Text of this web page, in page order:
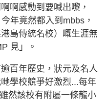
啊感動到要喊出嚟，
年竟然都入到mbbs，
島傳統名校）嘅生涯無
見」。
百年歷史，狀元及名人
學校競爭好激烈...每年
然該校有附屬一條龍小